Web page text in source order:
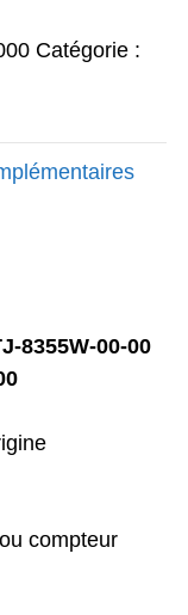
Catégorie :
8355W-00-00
compteur